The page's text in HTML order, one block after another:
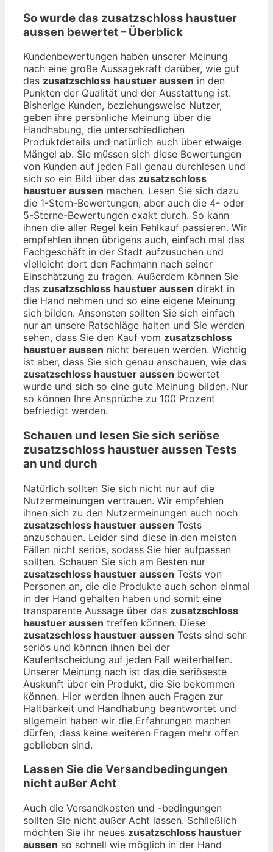
So wurde das zusatzschloss haustuer
aussen bewertet – Überblick
Kundenbewertungen haben unserer Meinung
nach eine große Aussagekraft darüber, wie gut
das zusatzschloss haustuer aussen in den
Punkten der Qualität und der Ausstattung ist.
Bisherige Kunden, beziehungsweise Nutzer,
geben ihre persönliche Meinung über die
Handhabung, die unterschiedlichen
Produktdetails und natürlich auch über etwaige
Mängel ab. Sie müssen sich diese Bewertungen
von Kunden auf jeden Fall genau durchlesen und
sich so ein Bild über das zusatzschloss
haustuer aussen machen. Lesen Sie sich dazu
die 1-Stern-Bewertungen, aber auch die 4- oder
5-Sterne-Bewertungen exakt durch. So kann
ihnen die aller Regel kein Fehlkauf passieren. Wir
empfehlen ihnen übrigens auch, einfach mal das
Fachgeschäft in der Stadt aufzusuchen und
vielleicht dort den Fachmann nach seiner
Einschätzung zu fragen. Außerdem können Sie
das zusatzschloss haustuer aussen direkt in
die Hand nehmen und so eine eigene Meinung
sich bilden. Ansonsten sollten Sie sich einfach
nur an unsere Ratschläge halten und Sie werden
sehen, dass Sie den Kauf vom zusatzschloss
haustuer aussen nicht bereuen werden. Wichtig
ist aber, dass Sie sich genau anschauen, wie das
zusatzschloss haustuer aussen bewertet
wurde und sich so eine gute Meinung bilden. Nur
so können Ihre Ansprüche zu 100 Prozent
befriedigt werden.
Schauen und lesen Sie sich seriöse
zusatzschloss haustuer aussen Tests
an und durch
Natürlich sollten Sie sich nicht nur auf die
Nutzermeinungen vertrauen. Wir empfehlen
ihnen sich zu den Nutzermeinungen auch noch
zusatzschloss haustuer aussen Tests
anzuschauen. Leider sind diese in den meisten
Fällen nicht seriös, sodass Sie hier aufpassen
sollten. Schauen Sie sich am Besten nur
zusatzschloss haustuer aussen Tests von
Personen an, die die Produkte auch schon einmal
in der Hand gehalten haben und somit eine
transparente Aussage über das zusatzschloss
haustuer aussen treffen können. Diese
zusatzschloss haustuer aussen Tests sind sehr
seriös und können ihnen bei der
Kaufentscheidung auf jeden Fall weiterhelfen.
Unserer Meinung nach ist das die seriöseste
Auskunft über ein Produkt, die Sie bekommen
können. Hier werden ihnen auch Fragen zur
Haltbarkeit und Handhabung beantwortet und
allgemein haben wir die Erfahrungen machen
dürfen, dass keine weiteren Fragen mehr offen
geblieben sind.
Lassen Sie die Versandbedingungen
nicht außer Acht
Auch die Versandkosten und -bedingungen
sollten Sie nicht außer Acht lassen. Schließlich
möchten Sie ihr neues zusatzschloss haustuer
aussen so schnell wie möglich in der Hand